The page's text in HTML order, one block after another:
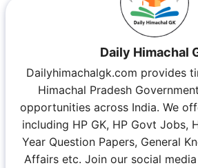
Daily Himachal
Dailyhimachalgk.com provides
Himachal Pradesh
opportunities across India. We
including HP GK, HP Govt Jobs,
Year Question Papers, General
Affairs etc. Join our social